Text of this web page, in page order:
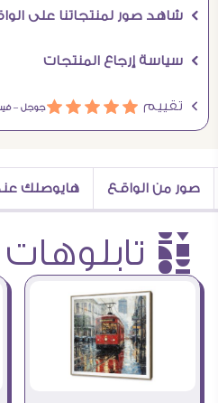
Ö شاهد صور لمنتجاتنا على الواقع
Ö سياسة إرجاع المنتجات
Ö تقييم áááááجوجل –
صور من الواقع هايوصلك
è تابلوهات